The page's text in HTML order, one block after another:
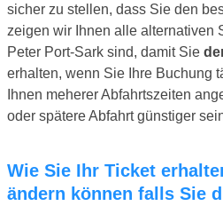
sicher zu stellen, dass Sie den
zeigen wir Ihnen alle alternativen
Peter Port-Sark sind, damit Sie
erhalten, wenn Sie Ihre Buchung
Ihnen meherer Abfahrtszeiten
oder spätere Abfahrt günstiger
Wie Sie Ihr Ticket erhalten und wie Sie etwas
ändern können falls Sie